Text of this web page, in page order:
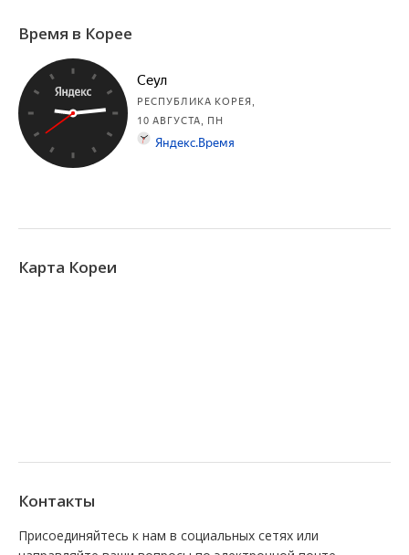
Время в Корее
Карта Кореи
Контакты
Присоединяйтесь к нам в социальных сетях или